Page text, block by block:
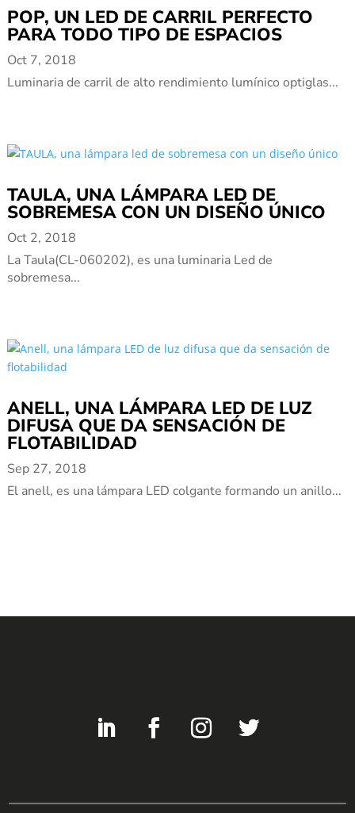
POP, UN LED DE CARRIL PERFECTO
PARA TODO TIPO DE ESPACIOS
Oct 7, 2018
Luminaria de carril de alto rendimiento lumínico optiglas...
TAULA, UNA LÁMPARA LED DE
SOBREMESA CON UN DISEÑO ÚNICO
Oct 2, 2018
La Taula(CL-060202), es una luminaria Led de
sobremesa...
ANELL, UNA LÁMPARA LED DE LUZ
DIFUSA QUE DA SENSACIÓN DE
FLOTABILIDAD
Sep 27, 2018
El anell, es una lámpara LED colgante formando un anillo...